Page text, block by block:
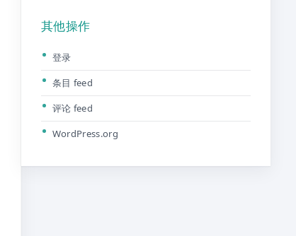
其他操作
登录
条目 feed
评论 feed
WordPress.org